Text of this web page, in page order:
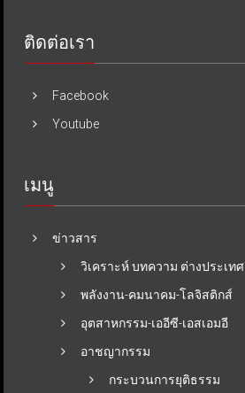
ติดต่อเรา
Facebook
Youtube
เมนู
ข่าวสาร
วิเคราะห์ บทความ ต่างประเทศ
พลังงาน-คมนาคม-โลจิสติกส์
อุตสาหกรรม-เออีซี-เอสเอมอี
อาชญากรรม
กระบวนการยุติธรรม